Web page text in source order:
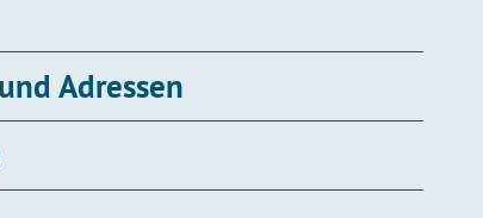
Adressen